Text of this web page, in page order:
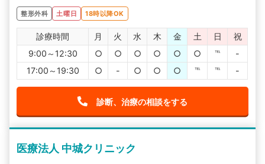
整形外科 土曜日 18時以降OK
診療時間 月 火 水 木 金 土 日
祝
9:00～12:30
○ ○ ○ ○ ○ ○ ℡
-
17:00～19:30
○ - ○ ○ ○ ℡ ℡ -
診断、治療の相談をする
医療法人 中城クリニック